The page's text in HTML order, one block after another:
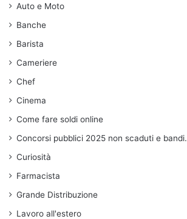
Auto e Moto
Banche
Barista
Cameriere
Chef
Cinema
Come fare soldi online
Concorsi pubblici 2025 non scaduti e bandi.
Curiosità
Farmacista
Grande Distribuzione
Lavoro all'estero